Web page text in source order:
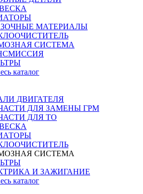
МАТЕРИАЛЫ
СИСТЕМА
каталог
ДВИГАТЕЛЯ
ДЛЯ ЗАМЕНЫ ГРМ
ДЛЯ ТО
СИСТЕМА
И ЗАЖИГАНИЕ
каталог